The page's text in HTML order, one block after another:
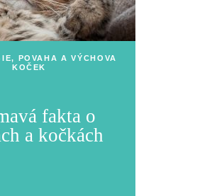
POVAHA A VÝCHOVA
KOČEK
fakta o
a kočkách